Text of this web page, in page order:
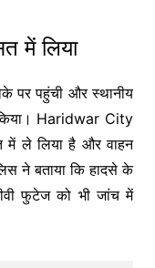
में लिया
पर पहुंची और स्थानीय
Haridwar City
में ले लिया है और वाहन
ने बताया कि हादसे के
फुटेज को भी जांच में